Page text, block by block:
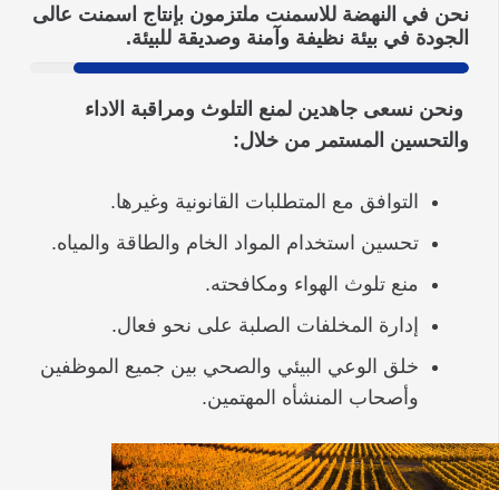
نحن في النهضة للاسمنت ملتزمون بإنتاج اسمنت عالى
الجودة في بيئة نظيفة وآمنة وصديقة للبيئة.
ونحن نسعى جاهدين لمنع التلوث ومراقبة الاداء
والتحسين المستمر من خلال:
التوافق مع المتطلبات القانونية وغيرها.
تحسين استخدام المواد الخام والطاقة والمياه.
منع تلوث الهواء ومكافحته.
إدارة المخلفات الصلبة على نحو فعال.
خلق الوعي البيئي والصحي بين جميع الموظفين
وأصحاب المنشأه المهتمين.